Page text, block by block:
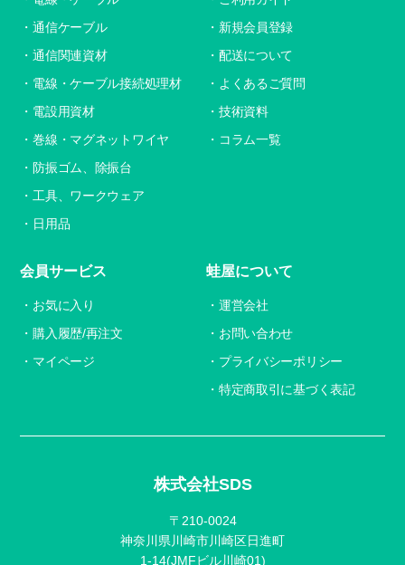
株式会社SDS
〒210-0024
神奈川県川崎市川崎区日進町
1-14(JMFビル川崎01)
通信ケーブル
通信関連資材
電線・ケーブル接続処理材
電設用資材
巻線・マグネットワイヤ
防振ゴム、除振台
工具、ワークウェア
日用品
新規会員登録
配送について
よくあるご質問
技術資料
コラム一覧
会員サービス
お気に入り
購入履歴/再注文
マイページ
蛙屋について
運営会社
お問い合わせ
プライバシーポリシー
特定商取引に基づく表記